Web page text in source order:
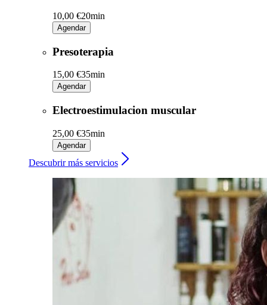
10,00 €20min
Agendar
Presoterapia
15,00 €35min
Agendar
Electroestimulacion muscular
25,00 €35min
Agendar
Descubrir más servicios